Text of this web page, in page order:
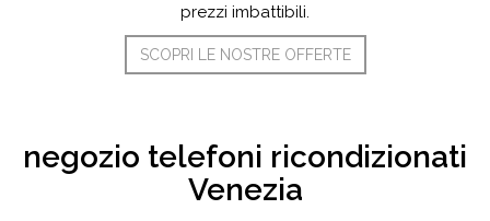
prezzi imbattibili.
SCOPRI LE NOSTRE OFFERTE
negozio telefoni ricondizionati
Venezia